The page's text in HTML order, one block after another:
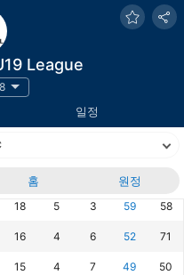
League
일정
홈 원정
승점
18 5 3 59 58
16 4 6 52 71
15 4 7 49 50